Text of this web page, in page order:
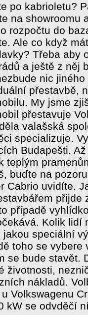
po kabrioletu?
na showroomu
rozpočtu do
Ale co když
Třeba aby
a ještě z něj
nic
přestavbě,
My jsme
přestavuje
valašská
specializuje.
Budapešti.
teplým
buďte na
Cabrio uvidíte.
přijde
případě
Kolik lidí
jakou speciální
toho se vybere
se bude stavět.
životnosti,
nákladů.
Volkswagenu
kW se odvděčí